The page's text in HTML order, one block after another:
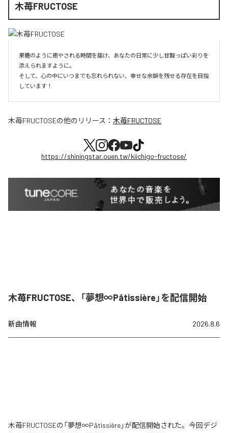
木苺FRUCTOSE
果糖のように癒やされる時間を届け、あなたの日常に少し甘酸っぱい彩りを
添えられますように。
そして、心の中にいつまでも忘れられない、幸せな余韻を残せる存在を目指
しています！
木苺FRUCTOSEの他のリリース： 木苺FRUCTOSE
https://shiningstar.ouen.tw/kiichigo-fructose/
木苺FRUCTOSE、「夢想∞Pâtissière」を配信開始
新曲情報 2026.8.6
木苺FRUCTOSEの「夢想∞Pâtissière」が配信開始された。今回デジ